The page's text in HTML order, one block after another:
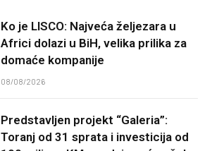
Ko je LISCO: Najveća željezara u
Africi dolazi u BiH, velika prilika za
domaće kompanije
08/08/2026
Predstavljen projekt “Galeria”:
Toranj od 31 sprata i investicija od